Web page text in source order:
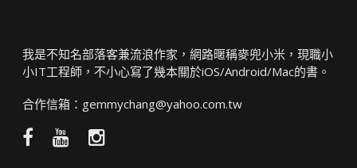
我是不知名部落客兼流浪作家，網路暱稱麥兜小米，現職小
小IT工程師，不小心寫了幾本關於iOS/Android/Mac的書。
合作信箱： gemmychang@yahoo.com.tw
FacebookYouTube
頻
Instagram